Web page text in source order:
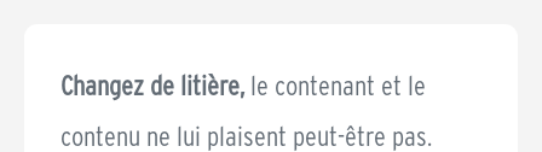
Changez de litière,le contenant et le
contenu ne lui plaisent peut-être pas.